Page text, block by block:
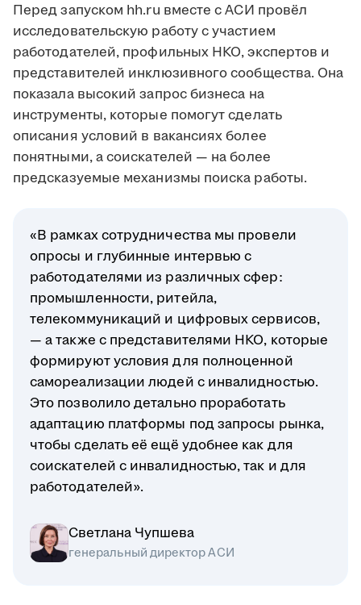
Перед запуском hh.ru вместе с АСИ провёл
исследовательскую работу с участием
работодателей, профильных НКО, экспертов и
представителей инклюзивного сообщества. Она
показала высокий запрос бизнеса на
инструменты, которые помогут сделать
описания условий в вакансиях более
понятными, а соискателей — на более
предсказуемые механизмы поиска работы.
«В рамках сотрудничества мы провели
опросы и глубинные интервью с
работодателями из различных сфер:
промышленности, ритейла,
телекоммуникаций и цифровых сервисов,
— а также с представителями НКО, которые
формируют условия для полноценной
самореализации людей с инвалидностью.
Это позволило детально проработать
адаптацию платформы под запросы рынка,
чтобы сделать её ещё удобнее как для
соискателей с инвалидностью, так и для
работодателей».
Светлана Чупшева
генеральный директор АСИ